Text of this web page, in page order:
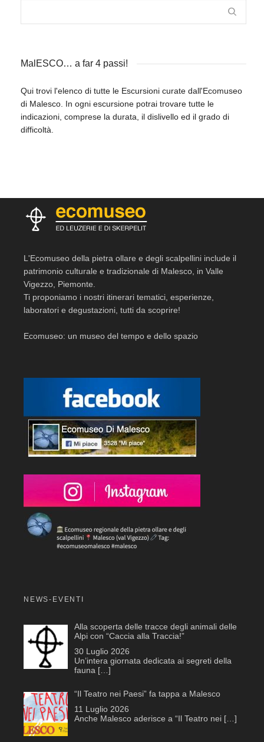
MalESCO… a far 4 passi!
Qui trovi l'elenco di tutte le Escursioni curate dall'Ecomuseo
di Malesco. In ogni escursione potrai trovare tutte le
indicazioni, comprese la durata, il dislivello ed il grado di
difficoltà.
L'Ecomuseo della pietra ollare e degli scalpellini include il
patrimonio culturale e tradizionale di Malesco, in Valle
Vigezzo, Piemonte.
Ti proponiamo i nostri itinerari tematici, esperienze,
laboratori e degustazioni, tutti da scoprire!
Ecomuseo: un museo del tempo e dello spazio
NEWS-EVENTI
Alla scoperta delle tracce degli animali delle
Alpi con “Caccia alla Traccia!”
30 Luglio 2026
Un’intera giornata dedicata ai segreti della
fauna […]
“Il Teatro nei Paesi” fa tappa a Malesco
11 Luglio 2026
Anche Malesco aderisce a “Il Teatro nei […]